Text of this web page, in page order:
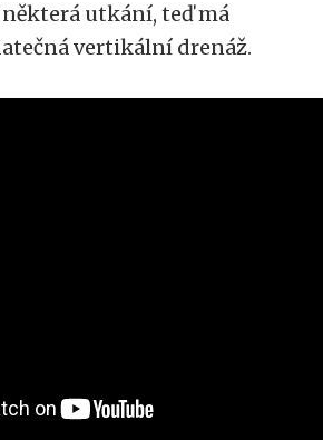
utkání, teď má
vertikální drenáž.